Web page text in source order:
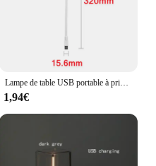
Lampe de table USB portable à prise directe, veilleuse, dortoir, lampe de livre de chevet, protection des yeux, étude des étudiants, lecture
1,94€